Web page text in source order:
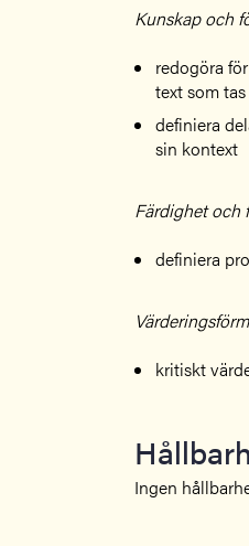
Kunskap och
redogöra
text som
definiera
sin kontext
Färdighet och
definiera
kritiskt
Ingen